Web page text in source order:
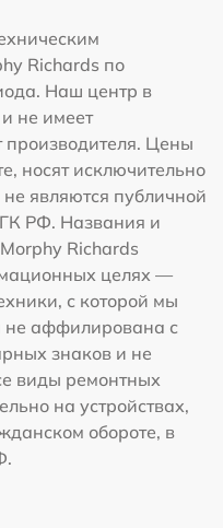
Richards по
Наш центр в
не имеет
Цены
носят исключительно
являются публичной
ГК РФ. Названия и
Richards
целях —
с которой мы
не аффилирована с
знаков и не
виды ремонтных
на устройствах,
обороте, в